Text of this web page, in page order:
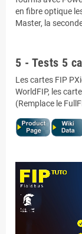
en fibre optique
Master, la
5 - Tests 5
Les cartes FIP
WorldFIP, les
(Remplace le